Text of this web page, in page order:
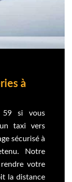
à
59 si vous
taxi vers
sécurisé à
Notre
votre
la distance